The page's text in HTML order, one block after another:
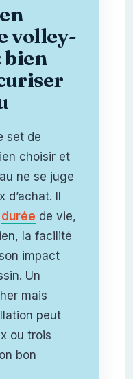
volley-
bien
set de
choisir et
ne se juge
d’achat. Il
durée de vie,
la facilité
impact
Un
mais
peut
ou trois
bon